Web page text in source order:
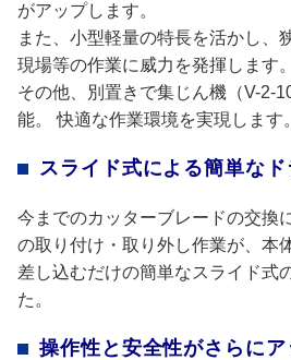
がアップします。
また、小型軽量の特長を活かし、
現場等の作業に威力を発揮します。
その他、別置きで集じん機（V-2-
能。 快適な作業環境を実現します。
スライド式による簡単なド
今までのカッターブレードの交換
の取り付け・取り外し作業が、本
差し込むだけの簡単なスライド式
た。
操作性と安全性がさらにア